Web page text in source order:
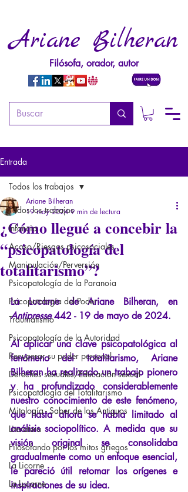
Ariane Bilheran
Filósofa, orador, autor
Entrada
Todos los trabajos
Infancia
Acoso/Riesgos psicosociales
Manipulación/Perversión
Psicopatología de la Paranoia
Psicopatología del Poder
Traumatismo
Psicopatología de la Autoridad
Recuperar su poder personal
Derechos sexuales/Educación sexual
Psicopatología del Totalitarismo
Mitología - Saber de los Antiguos
Literatura
Filosofando por los mitos griegos
La Licorne
La Lucarne
Todos los trabajos
¿Cómo llegué a concebir la
“psicopatología del
totalitarismo”?
Ariane Bilheran
19 may 2024 9 min de lectura
La Lucarne de Ariane Bilheran, en
Antipresse 442 - 19 de mayo de 2024.
Al aplicar una clave psicopatológica al
fenómeno del totalitarismo, Ariane
Bilheran ha realizado un trabajo pionero
y ha profundizado considerablemente
nuestro conocimiento de este fenómeno,
que hasta ahora se había limitado al
análisis sociopolítico. A medida que su
visión original se consolidaba
gradualmente como un enfoque esencial,
le pareció útil retomar los orígenes e
inspiraciones de su idea.